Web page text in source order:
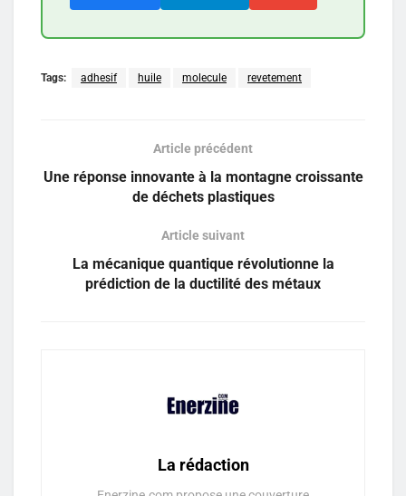
Tags: adhesif huile molecule revetement
Article précédent
Une réponse innovante à la montagne croissante
de déchets plastiques
Article suivant
La mécanique quantique révolutionne la
prédiction de la ductilité des métaux
La rédaction